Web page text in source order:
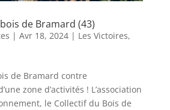
de Bramard (43)
| Avr 18, 2024| Les Victoires,
de Bramard contre
zone d’activités ! L’association
le Collectif du Bois de